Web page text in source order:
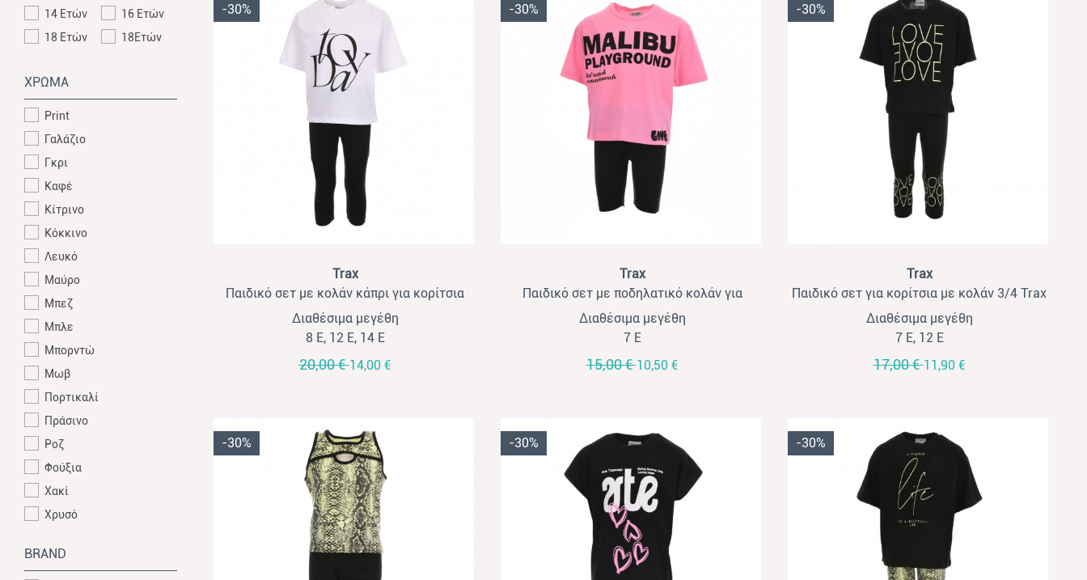
14 Ετών
16 Ετών
18 Ετών
18Ετών
ΧΡΩΜΑ
Print
Γαλάζιο
Γκρι
Καφέ
Κίτρινο
Κόκκινο
Λευκό
Μαύρο
Μπεζ
Μπλε
Μπορντώ
Μωβ
Πορτικαλί
Πράσινο
Ροζ
Φούξια
Χακί
Χρυσό
BRAND
-30%
Trax
Παιδικό σετ με κολάν κάπρι για κορίτσια
Trax λευκό-μαύρο
Διαθέσιμα μεγέθη
8 Ε, 12 Ε, 14 Ε
20,00 €14,00 €
-30%
Trax
Παιδικό σετ με ποδηλατικό κολάν για
κορίτσια Trax ροζ-μαύρο
Διαθέσιμα μεγέθη
7 Ε
15,00 €10,50 €
-30%
Trax
Παιδικό σετ για κορίτσια με κολάν 3/4 Trax
μαύρο
Διαθέσιμα μεγέθη
7 Ε, 12 Ε
17,00 €11,90 €
-30% -30% -30%